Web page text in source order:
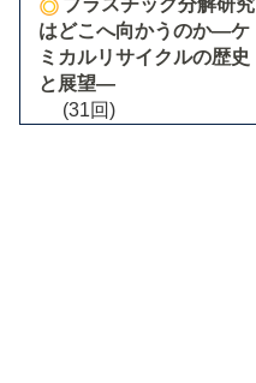
プラスチック分解研究
はどこへ向かうのか―ケ
ミカルリサイクルの歴史
と展望―
(31回)